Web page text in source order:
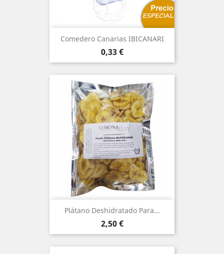
Comedero Canarias IBICANARI
Precio
0,33 €
Plátano Deshidratado Para...
Precio
2,50 €